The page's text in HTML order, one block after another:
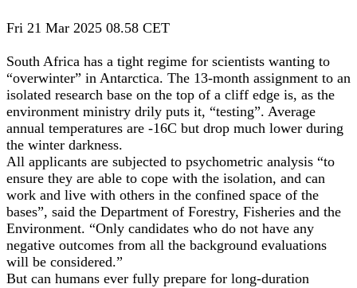
Fri 21 Mar 2025 08.58 CET
South Africa has a tight regime for scientists wanting to
“overwinter” in Antarctica. The 13-month assignment to an
isolated research base on the top of a cliff edge is, as the
environment ministry drily puts it, “testing”. Average
annual temperatures are -16C but drop much lower during
the winter darkness.
All applicants are subjected to psychometric analysis “to
ensure they are able to cope with the isolation, and can
work and live with others in the confined space of the
bases”, said the Department of Forestry, Fisheries and the
Environment. “Only candidates who do not have any
negative outcomes from all the background evaluations
will be considered.”
But can humans ever fully prepare for long-duration